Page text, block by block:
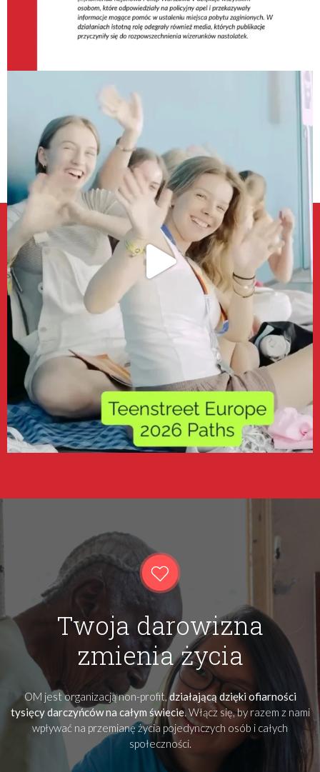
Twoja darowizna
zmienia życia
OM jest organizacją non-profit,działającą dzięki ofiarności
tysięcy darczyńców na całym świecie. Włącz się, by razem z nami
wpływać na przemianę życia pojedynczych osób i całych
społeczności.